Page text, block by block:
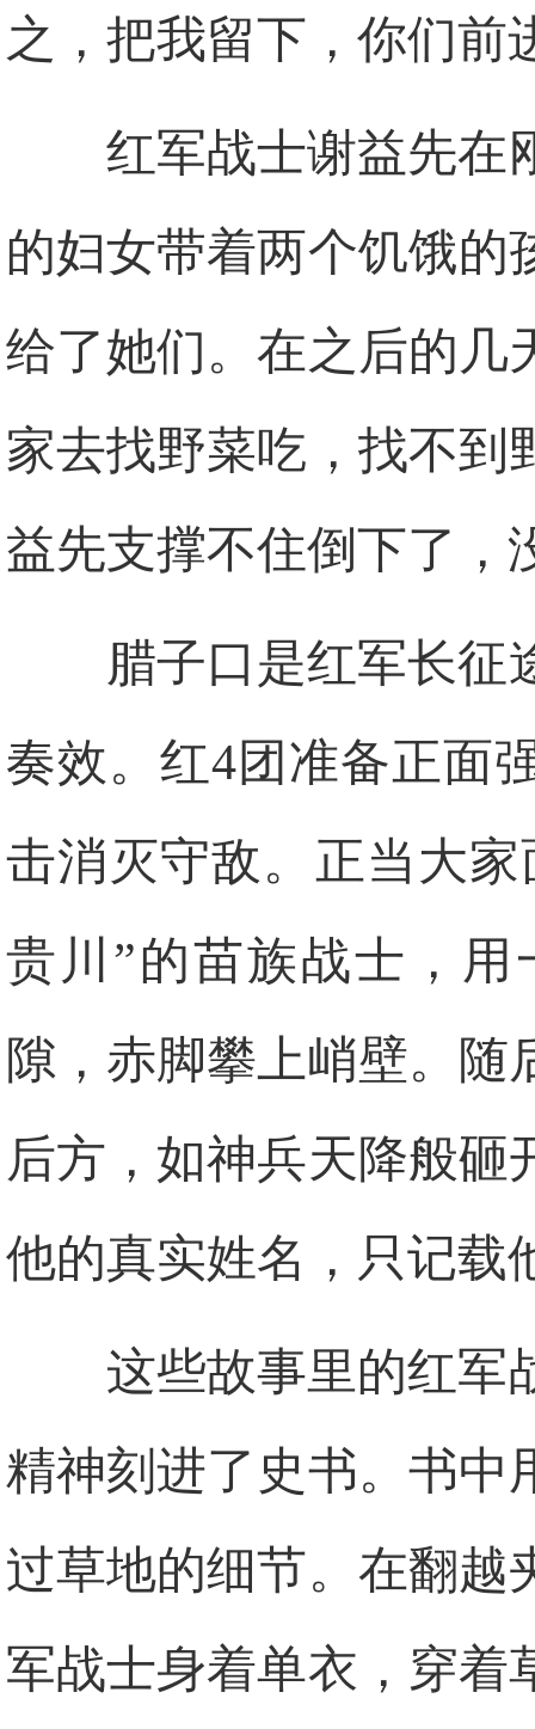
之，把我留下，你们前
红军战士谢益先在
的妇女带着两个饥饿的
给了她们。在之后的几
家去找野菜吃，找不到
益先支撑不住倒下了，
腊子口是红军长征
奏效。红4团准备正面
击消灭守敌。正当大
贵川”的苗族战士，
隙，赤脚攀上峭壁。随
后方，如神兵天降般砸
他的真实姓名，只记载
这些故事里的红军
精神刻进了史书。书中
过草地的细节。在翻越
军战士身着单衣，穿着